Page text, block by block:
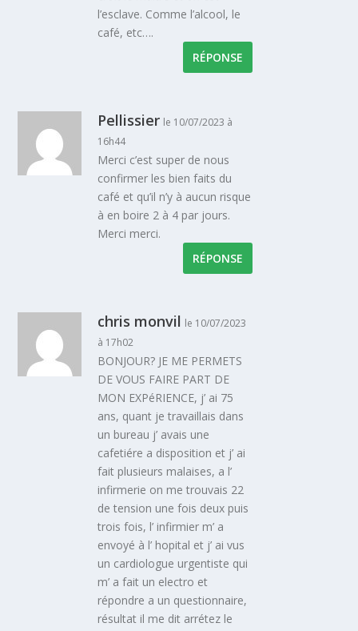
l’esclave. Comme l’alcool, le
café, etc….
RÉPONSE
Pellissier le 10/07/2023 à
16h44
Merci c’est super de nous
confirmer les bien faits du
café et qu’il n’y à aucun risque
à en boire 2 à 4 par jours.
Merci merci.
RÉPONSE
chris monvil le 10/07/2023
à 17h02
BONJOUR? JE ME PERMETS
DE VOUS FAIRE PART DE
MON EXPéRIENCE, j’ ai 75
ans, quant je travaillais dans
un bureau j’ avais une
cafetiére a disposition et j’ ai
fait plusieurs malaises, a l’
infirmerie on me trouvais 22
de tension une fois deux puis
trois fois, l’ infirmier m’ a
envoyé à l’ hopital et j’ ai vus
un cardiologue urgentiste qui
m’ a fait un electro et
répondre a un questionnaire,
résultat il me dit arrétez le